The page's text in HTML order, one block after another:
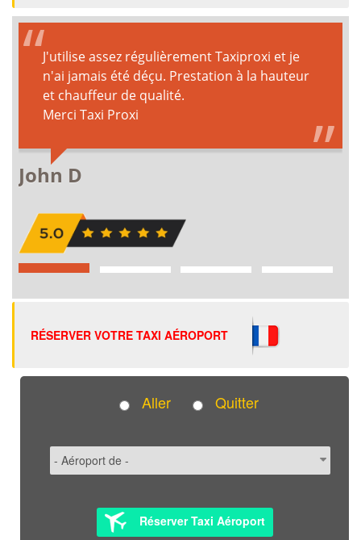
RÉSERVER VOTRE TAXI AÉROPORT
Aller Quitter
Réserver Taxi Aéroport